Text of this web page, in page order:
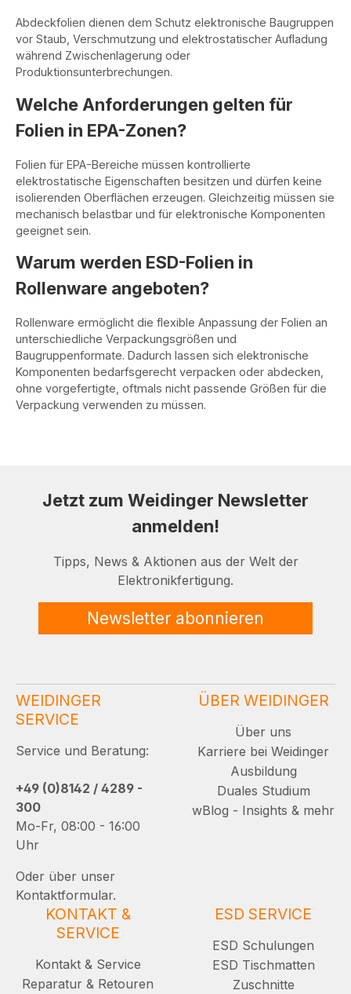
Abdeckfolien dienen dem Schutz elektronische Baugruppen
vor Staub, Verschmutzung und elektrostatischer Aufladung
während Zwischenlagerung oder
Produktionsunterbrechungen.
Welche Anforderungen gelten für
Folien in EPA-Zonen?
Folien für EPA-Bereiche müssen kontrollierte
elektrostatische Eigenschaften besitzen und dürfen keine
isolierenden Oberflächen erzeugen. Gleichzeitig müssen sie
mechanisch belastbar und für elektronische Komponenten
geeignet sein.
Warum werden ESD-Folien in
Rollenware angeboten?
Rollenware ermöglicht die flexible Anpassung der Folien an
unterschiedliche Verpackungsgrößen und
Baugruppenformate. Dadurch lassen sich elektronische
Komponenten bedarfsgerecht verpacken oder abdecken,
ohne vorgefertigte, oftmals nicht passende Größen für die
Verpackung verwenden zu müssen.
Jetzt zum Weidinger Newsletter
anmelden!
Tipps, News & Aktionen aus der Welt der
Elektronikfertigung.
Newsletter abonnieren
WEIDINGER
SERVICE
Service und Beratung:
+49 (0)8142 / 4289 -
300
Mo-Fr, 08:00 - 16:00
Uhr
Oder über unser
Kontaktformular.
ÜBER WEIDINGER
Über uns
Karriere bei Weidinger
Ausbildung
Duales Studium
wBlog - Insights & mehr
KONTAKT &
SERVICE
Kontakt & Service
Reparatur & Retouren
ESD SERVICE
ESD Schulungen
ESD Tischmatten
Zuschnitte